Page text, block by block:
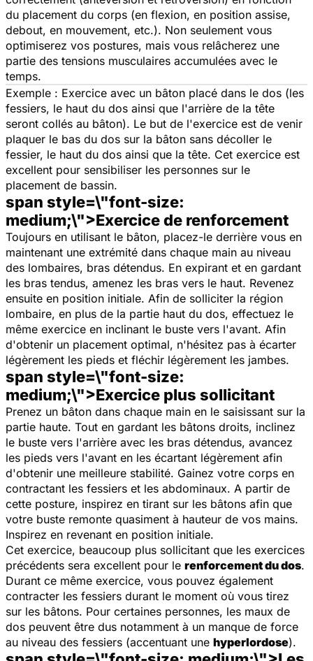
du placement du corps (en flexion, en position assise,
debout, en mouvement, etc.). Non seulement vous
optimiserez vos postures, mais vous relâcherez une
partie des tensions musculaires accumulées avec le
temps.
Exemple : Exercice avec un bâton placé dans le dos (les
fessiers, le haut du dos ainsi que l'arrière de la tête
seront collés au bâton). Le but de l'exercice est de venir
plaquer le bas du dos sur la bâton sans décoller le
fessier, le haut du dos ainsi que la tête. Cet exercice est
excellent pour sensibiliser les personnes sur le
placement de bassin.
span style=\"font-size:
medium;\">Exercice de renforcement
Toujours en utilisant le bâton, placez-le derrière vous en
maintenant une extrémité dans chaque main au niveau
des lombaires, bras détendus. En expirant et en gardant
les bras tendus, amenez les bras vers le haut. Revenez
ensuite en position initiale. Afin de solliciter la région
lombaire, en plus de la partie haut du dos, effectuez le
même exercice en inclinant le buste vers l'avant. Afin
d'obtenir un placement optimal, n'hésitez pas à écarter
légèrement les pieds et fléchir légèrement les jambes.
span style=\"font-size:
medium;\">Exercice plus sollicitant
Prenez un bâton dans chaque main en le saisissant sur la
partie haute. Tout en gardant les bâtons droits, inclinez
le buste vers l'arrière avec les bras détendus, avancez
les pieds vers l'avant en les écartant légèrement afin
d'obtenir une meilleure stabilité. Gainez votre corps en
contractant les fessiers et les abdominaux. A partir de
cette posture, inspirez en tirant sur les bâtons afin que
votre buste remonte quasiment à hauteur de vos mains.
Inspirez en revenant en position initiale.
Cet exercice, beaucoup plus sollicitant que les exercices
précédents sera excellent pour le renforcement du dos.
Durant ce même exercice, vous pouvez également
contracter les fessiers durant le moment où vous tirez
sur les bâtons. Pour certaines personnes, les maux de
dos peuvent être dus notamment à un manque de force
au niveau des fessiers (accentuant une hyperlordose).